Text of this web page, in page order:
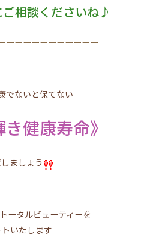
相談くださいね♪
ーーーーーーーーーーー
でないと保てない
き健康寿命》
ましょう
ータルビューティーを
いたします